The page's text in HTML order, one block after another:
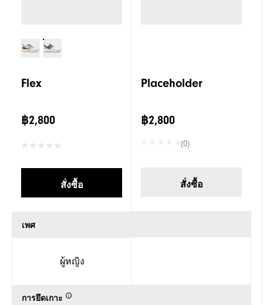
Flex
฿2,800
สั่งซื้อ
เพศ
ผู้หญิง
การยึดเกาะ
Placeholder
฿2,800
(0)
สั่งซื้อ